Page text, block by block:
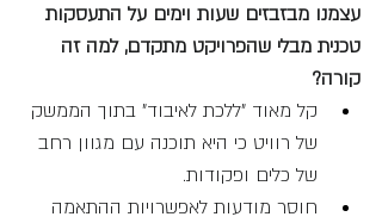
עצמנו מבזבזים שעות וימים על התעסקות
טכנית מבלי שהפרויקט מתקדם, למה זה
קורה?
קל מאוד "ללכת לאיבוד" בתוך הממשק
של רוויט כי היא תוכנה עם מגוון רחב
של כלים ופקודות.
חוסר מודעות לאפשרויות ההתאמה